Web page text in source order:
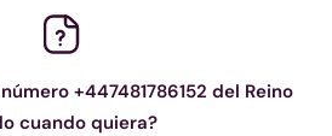
+447481786152 del Reino
cuando quiera?